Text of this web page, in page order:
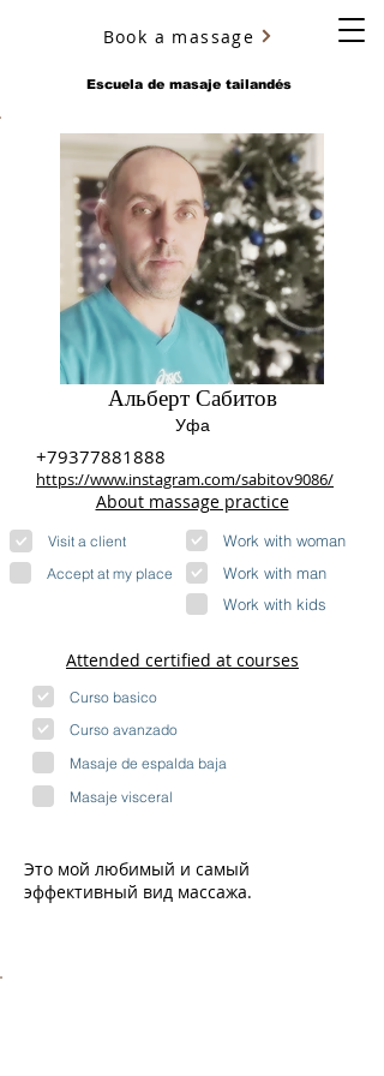
Escuela de masaje tailandés
YURY ULYANOV
Book a massage
Альберт Сабитов
Уфа
+79377881888
https://www.instagram.com/sabitov9086/
About massage practice
Visit a client Work with woman
Accept at my place
Work with man
Work with kids
Attended certified at courses
Curso basico
Curso avanzado
Masaje de espalda baja
Masaje visceral
Это мой любимый и самый
эффективный вид массажа.